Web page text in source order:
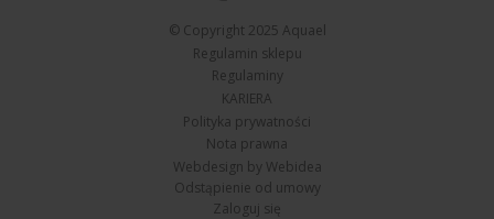
© Copyright 2025 Aquael
Regulamin sklepu
Regulaminy
KARIERA
Polityka prywatności
Nota prawna
Webdesign by Webidea
Odstąpienie od umowy
Zaloguj się